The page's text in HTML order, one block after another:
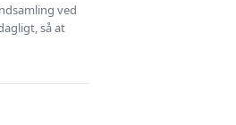
ved
så at